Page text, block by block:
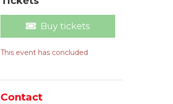
Buy tickets
This event has concluded
Contact